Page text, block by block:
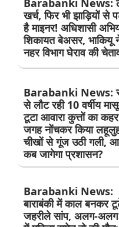
खर्च, फिर भी झाड़ियों से
है माइनर! अधिशासी
शिकायत बेअसर, भाकियू
नहर विभाग घेराव की
Barabanki News:
से लौट रही 10 वर्षीय
टूटा आवारा कुत्तों का
जगह नोंचकर किया
चीखों से गूंज उठी गली,
कब जागेगा प्रशासन?
Barabanki News:
बाराबंकी में काल बनकर
जहरीले सांप, अलग-अलग